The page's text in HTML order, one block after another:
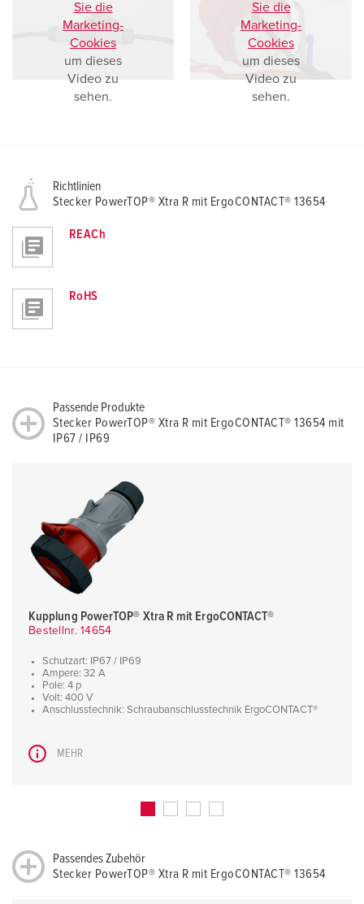
Sie die
Marketing-
Cookies
um dieses
Video zu
sehen.
Sie die
Marketing-
Cookies
um dieses
Video zu
sehen.
Richtlinien
Stecker PowerTOP® Xtra R mit ErgoCONTACT® 13654
REACh
RoHS
Passende Produkte
Stecker PowerTOP® Xtra R mit ErgoCONTACT® 13654 mit
IP67 / IP69
Kupplung PowerTOP® Xtra R mit ErgoCONTACT®
Bestellnr. 14654
Schutzart: IP67 / IP69
Ampere: 32 A
Pole: 4 p
Volt: 400 V
Anschlusstechnik: Schraubanschlusstechnik ErgoCONTACT®
MEHR
Passendes Zubehör
Stecker PowerTOP® Xtra R mit ErgoCONTACT® 13654